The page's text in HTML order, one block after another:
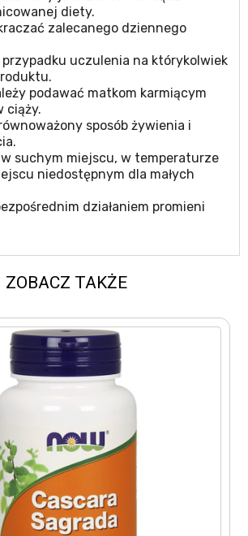
diety.
zalecanego dziennego
przypadku uczulenia na którykolwiek
podawać matkom karmiącym
ciąży.
sposób żywienia i
suchym miejscu, w temperaturze
niedostępnym dla małych
działaniem promieni
ZOBACZ TAKŻE